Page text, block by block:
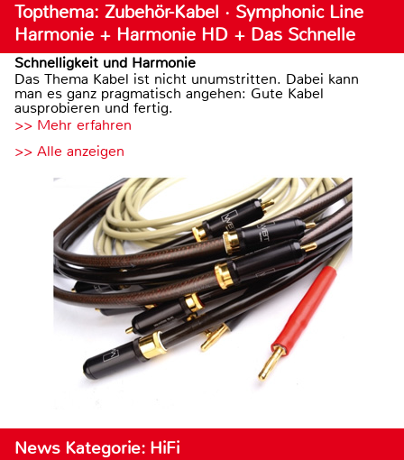
Topthema: Zubehör-Kabel · Symphonic Line
Harmonie + Harmonie HD + Das Schnelle
Schnelligkeit und Harmonie
Das Thema Kabel ist nicht unumstritten. Dabei kann
man es ganz pragmatisch angehen: Gute Kabel
ausprobieren und fertig.
>> Mehr erfahren
>> Alle anzeigen
News Kategorie: HiFi